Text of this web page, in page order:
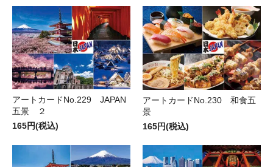
アートカードNo.229 JAPAN
五景 ２
165円(税込)
アートカードNo.230 和食五
景
165円(税込)